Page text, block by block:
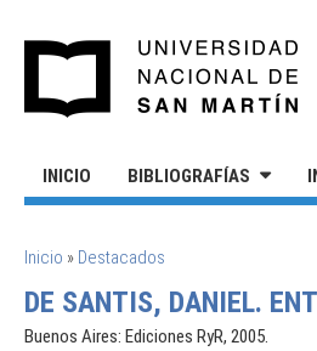
INICIO BIBLIOGRAFÍAS
SE ENCUENTRA USTED AQUÍ
Inicio » Destacados
DE SANTIS, DANIEL.
Buenos Aires: Ediciones RyR, 2005.